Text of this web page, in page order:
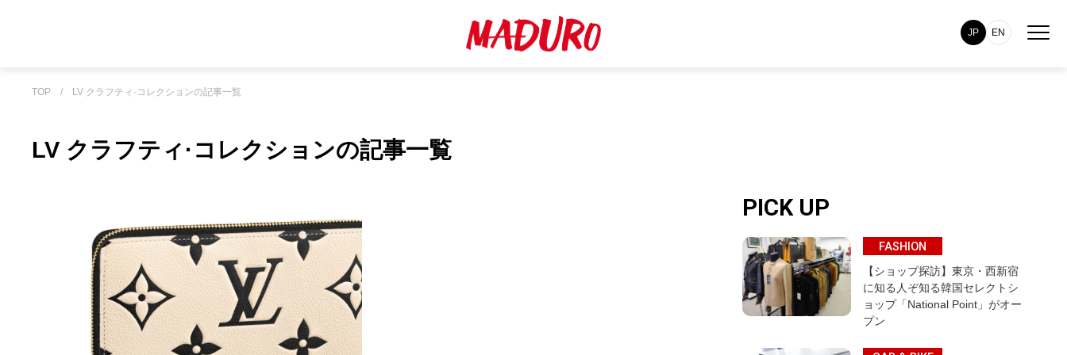
JP EN
TOP / LV クラフティ·コレクションの記事一覧
LV クラフティ·コレクションの記事一覧
PICK UP
FASHION
【ショップ探訪】東京・西新宿
に知る人ぞ知る韓国セレクトシ
ョップ「National Point」がオー
プン